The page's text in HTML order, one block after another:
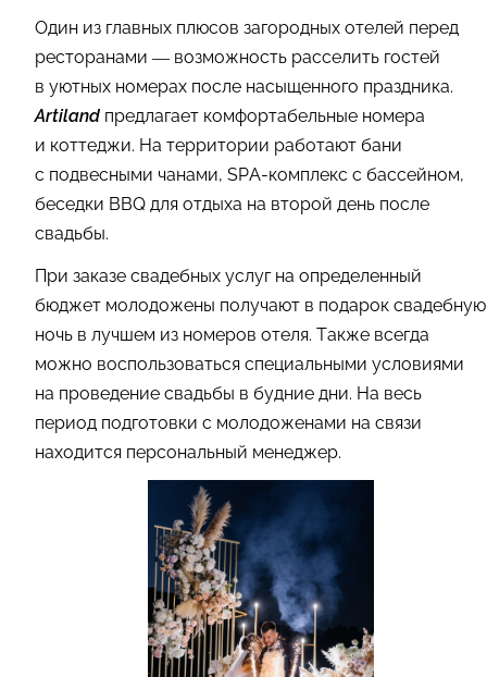
Один из главных плюсов загородных отелей перед
ресторанами — возможность расселить гостей
в уютных номерах после насыщенного праздника.
Artiland предлагает комфортабельные номера
и коттеджи. На территории работают бани
с подвесными чанами, SPA-комплекс с бассейном,
беседки BBQ для отдыха на второй день после
свадьбы.
При заказе свадебных услуг на определенный
бюджет молодожены получают в подарок свадебную
ночь в лучшем из номеров отеля. Также всегда
можно воспользоваться специальными условиями
на проведение свадьбы в будние дни. На весь
период подготовки с молодоженами на связи
находится персональный менеджер.